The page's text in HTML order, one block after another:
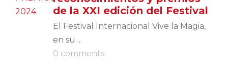
de la XXI edición del Festival
El Festival Internacional Vive la Magia,
en su ...
0 comments